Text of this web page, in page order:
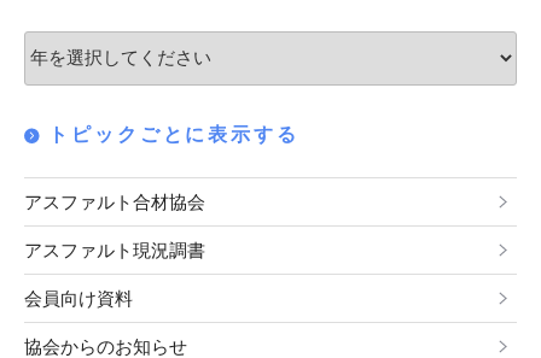
ン
トピックごとに表示する
アスファルト合材協会
アスファルト現況調書
会員向け資料
協会からのお知らせ